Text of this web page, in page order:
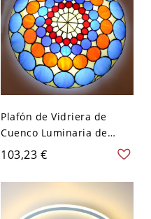
Plafón de Vidriera de
Cuenco Luminaria de
Techo Tiffany para
Habitación - Azul 110 A
120 V 30,48 cm
103,23 €